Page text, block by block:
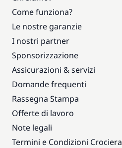
Come funziona?
Le nostre garanzie
I nostri partner
Sponsorizzazione
Assicurazioni & servizi
Domande frequenti
Rassegna Stampa
Offerte di lavoro
Note legali
Termini e Condizioni Crociera